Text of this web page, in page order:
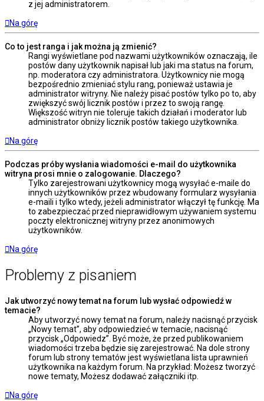
z jej administratorem.
Na górę
Co to jest ranga i jak można ją zmienić?
Rangi wyświetlane pod nazwami użytkowników oznaczają, ile
postów dany użytkownik napisał lub jaki ma status na forum,
np. moderatora czy administratora. Użytkownicy nie mogą
bezpośrednio zmieniać stylu rang, ponieważ ustawia je
administrator witryny. Nie należy pisać postów tylko po to, aby
zwiększyć swój licznik postów i przez to swoją rangę.
Większość witryn nie toleruje takich działań i moderator lub
administrator obniży licznik postów takiego użytkownika.
Na górę
Podczas próby wysłania wiadomości e-mail do użytkownika
witryna prosi mnie o zalogowanie. Dlaczego?
Tylko zarejestrowani użytkownicy mogą wysyłać e-maile do
innych użytkowników przez wbudowany formularz wysyłania
e-maili i tylko wtedy, jeżeli administrator włączył tę funkcję. Ma
to zabezpieczać przed nieprawidłowym używaniem systemu
poczty elektronicznej witryny przez anonimowych
użytkowników.
Na górę
Problemy z pisaniem
Jak utworzyć nowy temat na forum lub wysłać odpowiedź w
temacie?
Aby utworzyć nowy temat na forum, należy nacisnąć przycisk
„Nowy temat”, aby odpowiedzieć w temacie, nacisnąć
przycisk „Odpowiedz”. Być może, że przed publikowaniem
wiadomości trzeba będzie się zarejestrować. Na dole strony
forum lub strony tematów jest wyświetlana lista uprawnień
użytkownika na każdym forum. Na przykład: Możesz tworzyć
nowe tematy, Możesz dodawać załączniki itp.
Na górę